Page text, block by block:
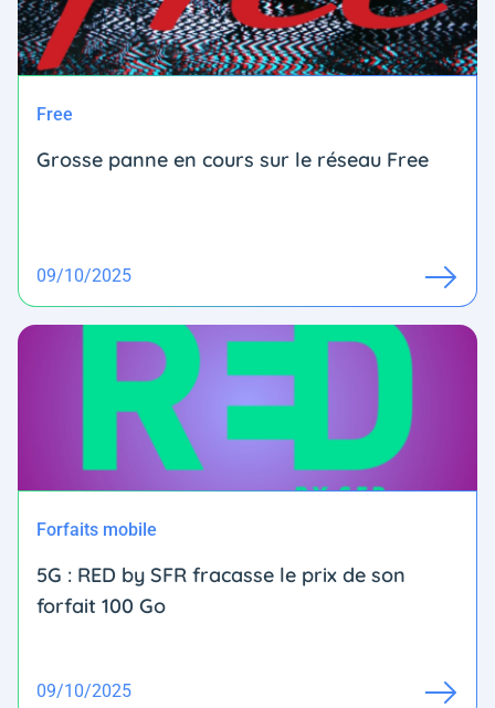
Free
Grosse panne en cours sur le réseau Free
09/10/2025
Forfaits mobile
5G : RED by SFR fracasse le prix de son
forfait 100 Go
09/10/2025